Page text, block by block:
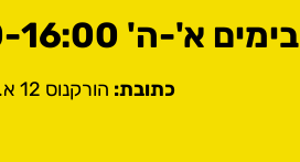
בימים א'-ה' 8:00-16:00 מחוייבים לשירות מקצועי ואיכותי!
כתובת: הורקנוס 12 א.ת צפוני לוד |